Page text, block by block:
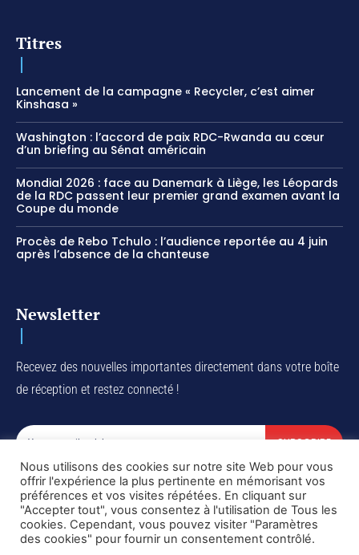
Titres
Lancement de la campagne « Recycler, c’est aimer
Kinshasa »
Washington : l’accord de paix RDC-Rwanda au cœur
d’un briefing au Sénat américain
Mondial 2026 : face au Danemark à Liège, les Léopards
de la RDC passent leur premier grand examen avant la
Coupe du monde
Procès de Rebo Tchulo : l’audience reportée au 4 juin
après l’absence de la chanteuse
Newsletter
Recevez des nouvelles importantes directement dans votre boîte
de réception et restez connecté !
SUBSCRIBE
I've read and accept thePrivacy Policy.
Nous utilisons des cookies sur notre site Web pour vous
offrir l'expérience la plus pertinente en mémorisant vos
préférences et vos visites répétées. En cliquant sur
"Accepter tout", vous consentez à l'utilisation de Tous les
cookies. Cependant, vous pouvez visiter "Paramètres
des cookies" pour fournir un consentement contrôlé.